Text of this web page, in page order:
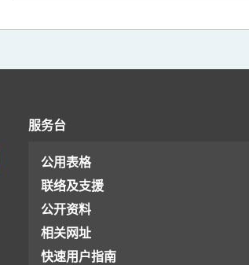
服务台
公用表格
联络及支援
公开资料
相关网址
快速用户指南